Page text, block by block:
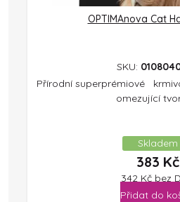
OPTIMAnova Cat
SKU:
Přírodní superprémiové
omezující
Skladem
383 Kč
342 Kč bez
Přidat do